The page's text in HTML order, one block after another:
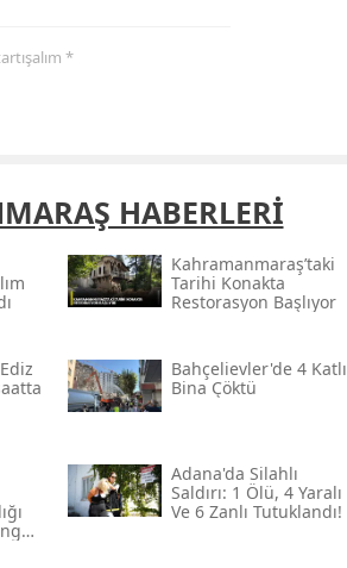
*
HABERLERİ
Kahramanmaraş’taki
Tarihi Konakta
Restorasyon Başlıyor
Bahçelievler'de 4 Katlı
Bina Çöktü
Adana'da Silahlı
Saldırı: 1 Ölü, 4 Yaralı
Ve 6 Zanlı Tutuklandı!